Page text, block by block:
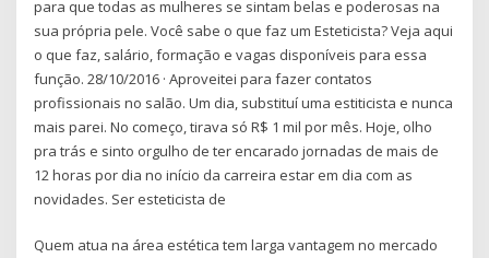
para que todas as mulheres se sintam belas e poderosas na
sua própria pele. Você sabe o que faz um Esteticista? Veja aqui
o que faz, salário, formação e vagas disponíveis para essa
função. 28/10/2016 · Aproveitei para fazer contatos
profissionais no salão. Um dia, substituí uma estiticista e nunca
mais parei. No começo, tirava só R$ 1 mil por mês. Hoje, olho
pra trás e sinto orgulho de ter encarado jornadas de mais de
12 horas por dia no início da carreira estar em dia com as
novidades. Ser esteticista de
Quem atua na área estética tem larga vantagem no mercado